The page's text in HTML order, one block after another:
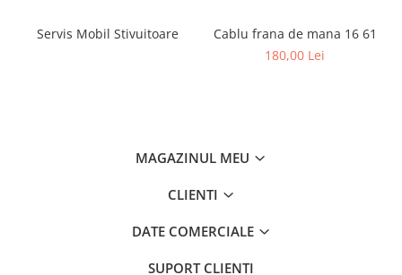
Uleiuri si Lubrifianti
Servis Mobil Stivuitoare
Cablu frana de mana 16 61
180,00 Lei
MAGAZINUL MEU
CLIENTI
DATE COMERCIALE
SUPORT CLIENTI